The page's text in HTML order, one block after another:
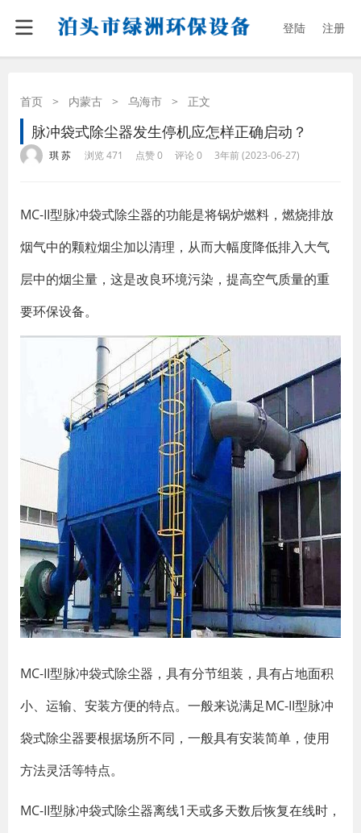
登陆 注册
首页 > 内蒙古 > 乌海市 > 正文
脉冲袋式除尘器发生停机应怎样正确启动？
琪 苏 浏览 471 点赞 0 评论 0 3年前 (2023-06-27)
MC-II型脉冲袋式除尘器的功能是将锅炉燃料，燃烧排放
烟气中的颗粒烟尘加以清理，从而大幅度降低排入大气
层中的烟尘量，这是改良环境污染，提高空气质量的重
要环保设备。
MC-II型脉冲袋式除尘器，具有分节组装，具有占地面积
小、运输、安装方便的特点。一般来说满足MC-II型脉冲
袋式除尘器要根据场所不同，一般具有安装简单，使用
方法灵活等特点。
MC-II型脉冲袋式除尘器离线1天或多天数后恢复在线时，